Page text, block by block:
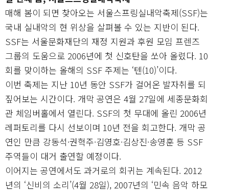
매해 봄이 되면 찾아오는 서울스프링실내악축제(SSF)는
국내 실내악의 현 위상을 살펴볼 수 있는 지반이 된다.
SSF는 서울문화재단의 재정 지원과 후원 모임 프렌즈
그룹의 도움으로 2006년에 첫 신호탄을 쏘아 올렸다. 10
회를 맞이하는 올해의 SSF 주제는 ‘텐(10)’이다.
이번 축제는 지난 10년 동안 SSF가 걸어온 발자취를 되
짚어보는 시간이다. 개막 공연은 4월 27일에 세종문화회
관 체임버홀에서 열린다. SSF의 첫 무대에 올린 2006년
레퍼토리를 다시 선보이며 10년 전을 회고한다. 개막 공
연인 만큼 강동석·권혁주·김영호·김상진·송영훈 등 SSF
주역들이 대거 출연할 예정이다.
이어지는 공연에서도 과거로의 회귀는 계속된다. 2012
년의 ‘신비의 소리’(4월 28일), 2007년의 ‘민속 음악 하모